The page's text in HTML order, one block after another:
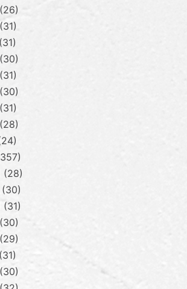
26
31
31
30
31
30
31
28
24
357
28
30
31
30
29
31
30